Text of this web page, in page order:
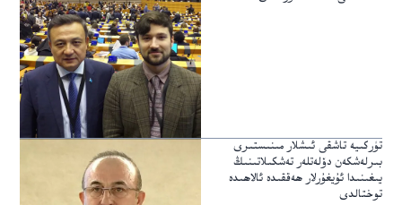
تۈركىيە تاشقى ئىشلار مىنىستىرى
بىرلەشكەن دۆلەتلەر تەشكىلاتىنىڭ
يىغىنىدا ئۇيغۇرلار ھەققىدە ئالاھىدە
توختالدى